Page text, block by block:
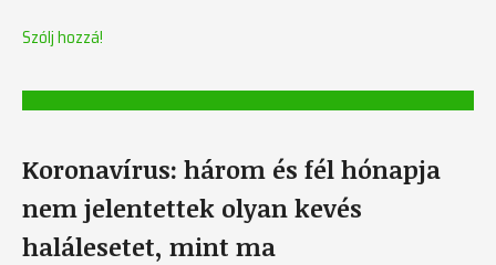
Szólj hozzá!
Koronavírus: három és fél hónapja
nem jelentettek olyan kevés
halálesetet, mint ma